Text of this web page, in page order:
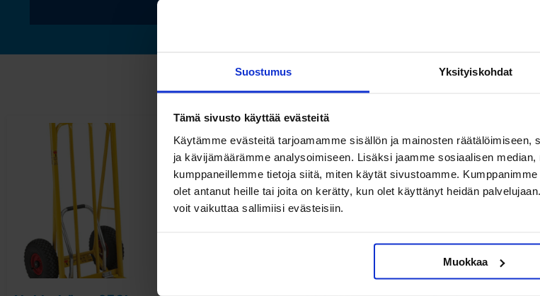
Suostumus Yksityiskohdat
Tämä sivusto käyttää evästeitä
Käytämme evästeitä tarjoamamme sisällön ja mainosten räätälöimiseen,
ja kävijämäärämme analysoimiseen. Lisäksi jaamme sosiaalisen
kumppaneillemme tietoja siitä, miten käytät sivustoamme.
olet antanut heille tai joita on kerätty, kun olet käyttänyt heidän
voit vaikuttaa sallimiisi evästeisiin.
Muokkaa
Katso myös nämä